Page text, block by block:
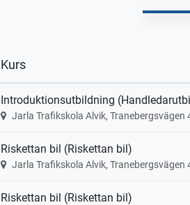
Kurs
Introduktionsutbildning
Jarla Trafikskola Alvik, Tranebergsvägen
Riskettan bil (Riskettan bil)
Jarla Trafikskola Alvik, Tranebergsvägen
Riskettan bil (Riskettan bil)